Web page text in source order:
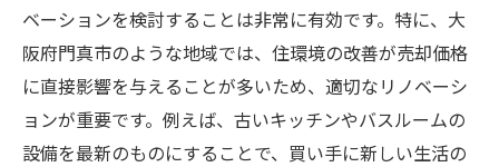
ベーションを検討することは非常に有効です。特に、大
阪府門真市のような地域では、住環境の改善が売却価格
に直接影響を与えることが多いため、適切なリノベーシ
ョンが重要です。例えば、古いキッチンやバスルームの
設備を最新のものにすることで、買い手に新しい生活の